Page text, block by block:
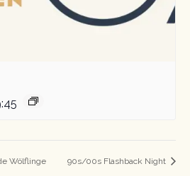
Wölflinge 90s/00s Flashback Night